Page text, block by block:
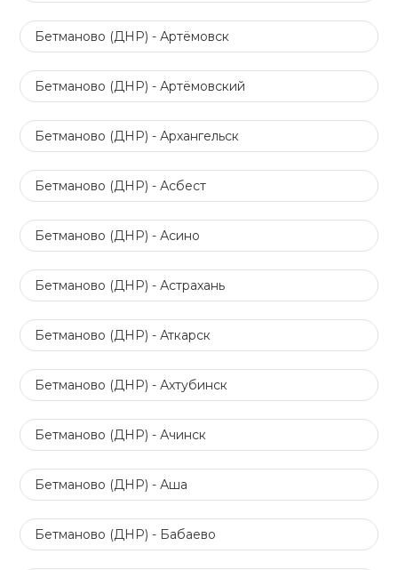
Бетманово (ДНР) - Артёмовск
Бетманово (ДНР) - Артёмовский
Бетманово (ДНР) - Архангельск
Бетманово (ДНР) - Асбест
Бетманово (ДНР) - Асино
Бетманово (ДНР) - Астрахань
Бетманово (ДНР) - Аткарск
Бетманово (ДНР) - Ахтубинск
Бетманово (ДНР) - Ачинск
Бетманово (ДНР) - Аша
Бетманово (ДНР) - Бабаево